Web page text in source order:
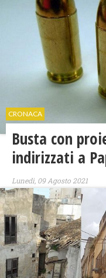
CRONACA
Busta con
indirizzati a
Lunedì, 09 Agosto 2021